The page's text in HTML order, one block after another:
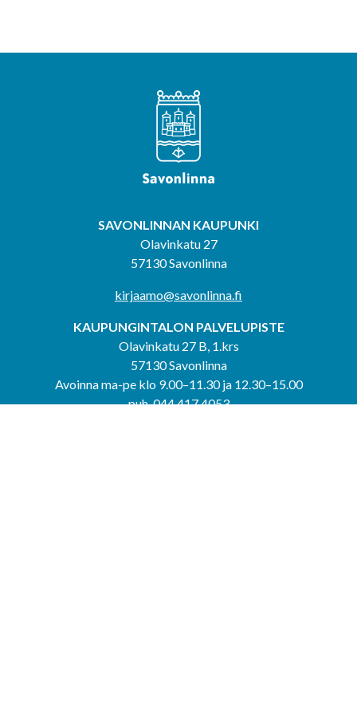
SAVONLINNAN KAUPUNKI
Olavinkatu 27
57130 Savonlinna
kirjaamo@savonlinna.fi
KAUPUNGINTALON PALVELUPISTE
Olavinkatu 27 B, 1.krs
57130 Savonlinna
Avoinna ma-pe klo 9.00–11.30 ja 12.30–15.00
puh. 044 417 4053